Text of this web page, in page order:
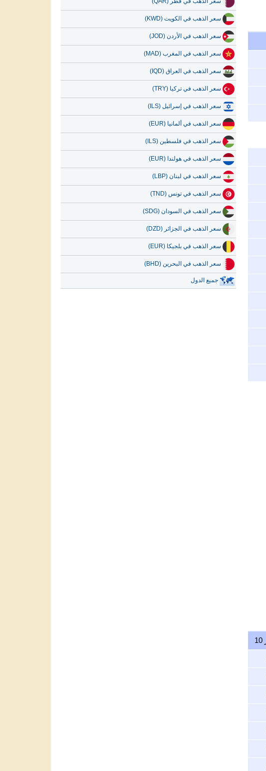
سعر الذهب في الكويت (KWD)
سعر الذهب في الأردن (JOD)
سعر الذهب في المغرب (MAD)
سعر الذهب في العراق (IQD)
سعر الذهب في تركيا (TRY)
سعر الذهب في إسرائيل (ILS)
سعر الذهب في ألمانيا (EUR)
سعر الذهب في فلسطين (ILS)
سعر الذهب في هولندا (EUR)
سعر الذهب في لبنان (LBP)
سعر الذهب في تونس (TND)
سعر الذهب في السودان (SDG)
سعر الذهب في الجزائر (DZD)
سعر الذهب في بلجيكا (EUR)
سعر الذهب في البحرين (BHD)
جميع الدول